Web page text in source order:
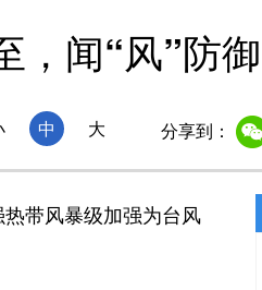
，闻“风”防御
中 大 分享到：
带风暴级加强为台风